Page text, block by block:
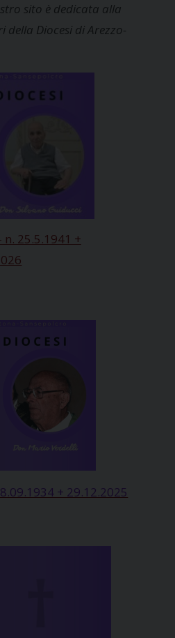
sito è dedicata alla
Diocesi di Arezzo-
25.5.1941 +
+ 29.12.2025